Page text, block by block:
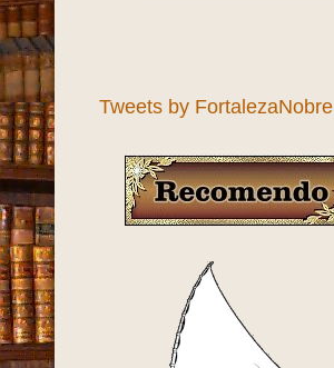
Tweets by FortalezaNobre